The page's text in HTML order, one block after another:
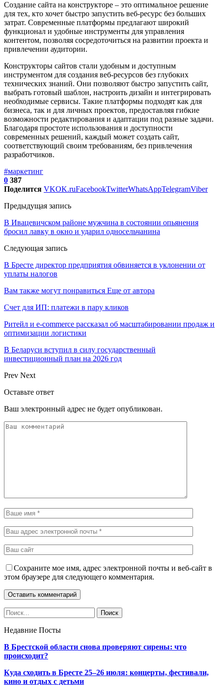
Создание сайта на конструкторе – это оптимальное решение
для тех, кто хочет быстро запустить веб-ресурс без больших
затрат. Современные платформы предлагают широкий
функционал и удобные инструменты для управления
контентом, позволяя сосредоточиться на развитии проекта и
привлечении аудитории.
Конструкторы сайтов стали удобным и доступным
инструментом для создания веб-ресурсов без глубоких
технических знаний. Они позволяют быстро запустить сайт,
выбрать готовый шаблон, настроить дизайн и интегрировать
необходимые сервисы. Такие платформы подходят как для
бизнеса, так и для личных проектов, предоставляя гибкие
возможности редактирования и адаптации под разные задачи.
Благодаря простоте использования и доступности
современных решений, каждый может создать сайт,
соответствующий своим требованиям, без привлечения
разработчиков.
#маркетинг
0 387
Поделится VKOK.ruFacebookTwitterWhatsAppTelegramViber
Предыдущая запись
В Ивацевичском районе мужчина в состоянии опьянения
бросил лавку в окно и ударил односельчанина
Следующая запись
В Бресте директор предприятия обвиняется в уклонении от
уплаты налогов
Вам также могут понравиться Еще от автора
Счет для ИП: платежи в пару кликов
Ритейл и e-commerce рассказал об масштабировании продаж и
оптимизации логистики
В Беларуси вступил в силу государственный
инвестиционный план на 2026 год
Prev Next
Оставьте ответ
Ваш электронный адрес не будет опубликован.
Сохраните мое имя, адрес электронной почты и веб-сайт в
этом браузере для следующего комментария.
Недавние Посты
В Брестской области снова проверяют сирены: что
происходит?
Куда сходить в Бресте 25–26 июля: концерты, фестивали,
кино и отдых с детьми